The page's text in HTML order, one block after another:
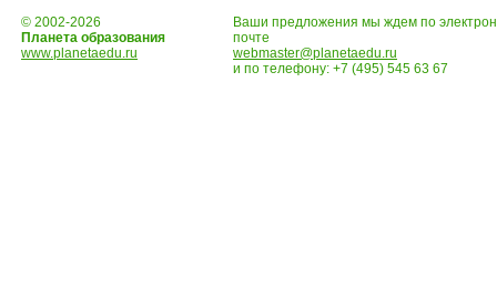
© 2002-2026
Планета образования
www.planetaedu.ru
Ваши предложения мы ждем по
почте
webmaster@planetaedu.ru
и по телефону: +7 (495) 545 63 67